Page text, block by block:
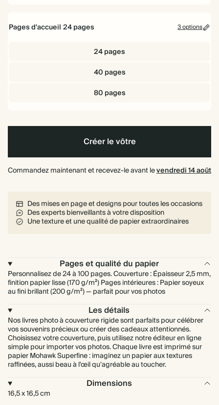
Pages d'accueil 24pages 3 options
24 pages
40 pages
80 pages
Créer le vôtre
Commandez maintenant et recevez-le avant levendredi 14 août
Des mises en page et designs pour toutes les occasions
Des experts bienveillants à votre disposition
Une texture et une qualité de papier extraordinaires
Pages et qualité du papier
Personnalisez de 24 à 100 pages. Couverture : Épaisseur 2,5 mm,
finition papier lisse (170 g/m²) Pages intérieures : Papier soyeux
au fini brillant (200 g/m²) — parfait pour vos photos
Les détails
Nos livres photo à couverture rigide sont parfaits pour célébrer
vos souvenirs précieux ou créer des cadeaux attentionnés.
Choisissez votre couverture, puis utilisez notre éditeur en ligne
simple pour importer vos photos. Chaque livre est imprimé sur
papier Mohawk Superfine : imaginez un papier aux textures
raffinées, aussi beau à l'œil qu'agréable au toucher.
Dimensions
16,5 x 16,5 cm